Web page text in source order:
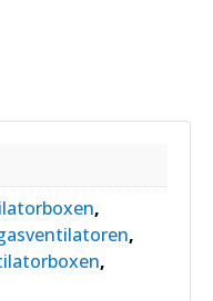
,
,
,